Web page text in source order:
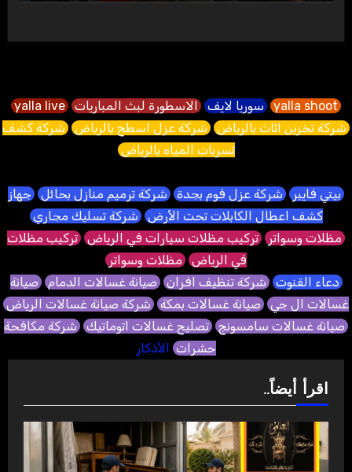
yalla shoot سوريا لايف الاسطورة لبث المباريات yalla live
شركة تخزين اثاث بالرياض شركة عزل اسطح بالرياض شركة كشف
تسربات المياه بالرياض
بيتي فايبر شركة عزل فوم بجدة شركة ترميم منازل بحائل جهاز
كشف اعطال الكابلات تحت الأرض شركة تسليك مجاري
مظلات وسواتر تركيب مظلات سيارات في الرياض تركيب مظلات
في الرياض مظلات وسواتر
دعاء القنوت شركة تنظيف افران صيانة غسالات الدمام صيانة
غسالات ال جي صيانة غسالات بمكة شركة صيانة غسالات الرياض
صيانة غسالات سامسونج تصليح غسالات اتوماتيك شركة مكافحة
حشرات الأذكار
اقرأ أيضاً..